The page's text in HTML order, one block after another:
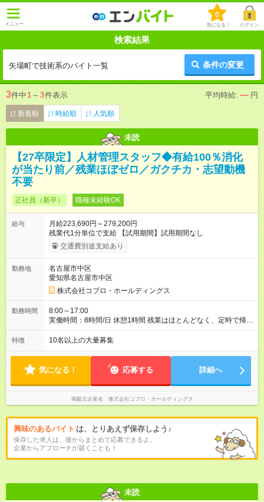
メニュー
0
気になる！ ログイン
検索結果
矢場町で技術系のバイト一覧 条件の変更
3件中1 ～ 3件表示 平均時給: --- 円
新着順 時給順 人気順
未読
【27卒限定】人材管理スタッフ◆有給100％消化
が当たり前／残業ほぼゼロ／ガクチカ・志望動機
不要
正社員（新卒） 職種未経験OK
給与
月給223,690円～279,200円
残業代1分単位で支給 【試用期間】試用期間なし
交通費別途支給あり
勤務地
名古屋市中区
愛知県名古屋市中区
株式会社コプロ・ホールディングス
勤務時間
8:00～17:00
実働時間：8時間/日 休憩1時間 残業はほとんどなく、定時で帰れ
る日が多い働き方です。 毎日の業務は進捗管理や事務が中心な
ので、 「今日やるべき仕事」が終われば、自然と区切りをつけ
方を大切にしています。
特徴 10名以上の大量募集
気になる！ 応募する 詳細へ
掲載元企業名 株式会社コプロ・ホールディングス
興味のあるバイト は、とりあえず保存しよう♪
保存した求人は、後からまとめて応募できるよ。
企業からアプローチが届くことも！
未読